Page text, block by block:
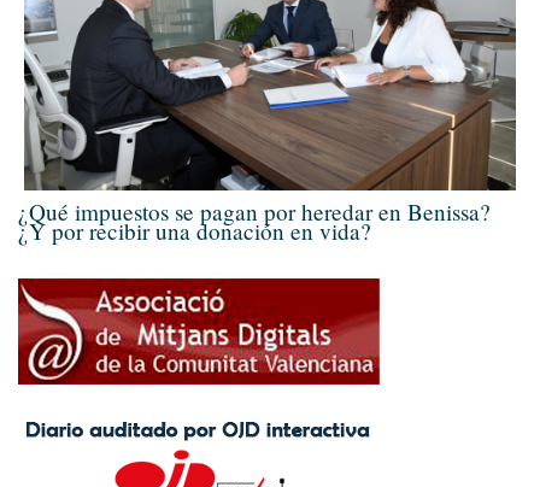
¿Qué impuestos se pagan por heredar en Benissa?
¿Y por recibir una donación en vida?